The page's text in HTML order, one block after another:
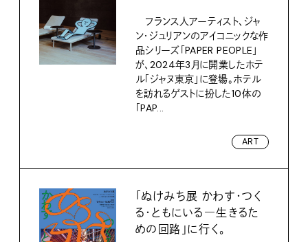
フランス人アーティスト、ジャ
ン・ジュリアンのアイコニックな作
品シリーズ「PAPER PEOPLE」
が、2024年3月に開業したホテ
ル「ジャヌ東京」に登場。ホテル
を訪れるゲストに扮した10体の
「PAP...
ART
「ぬけみち展 かわす・つく
る・ともにいる―生きるた
めの回路」に行く。